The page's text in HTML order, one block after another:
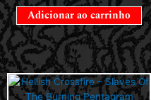
Adicionar ao carrinho